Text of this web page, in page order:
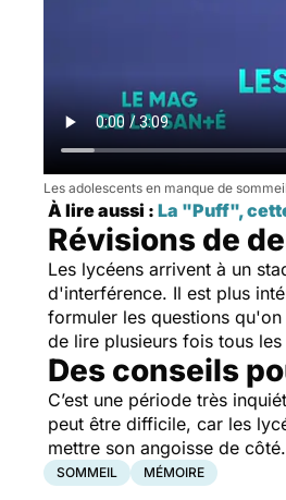
Les adolescents en manque de sommeil
À lire aussi : La "Puff",
Révisions de
Les lycéens arrivent à un
d'interférence. Il est plus
formuler les questions
de lire plusieurs fois tous les
Des conseils
C’est une période très
peut être difficile, car les
mettre son angoisse de côté.
SOMMEIL MÉMOIRE